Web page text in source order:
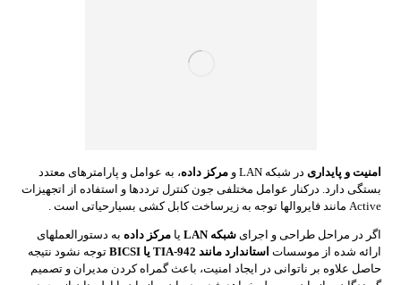
امنیت و پایداری در شبکه LAN و مرکز داده، به عوامل و پارامترهای معتدد
بستگی دارد. درکنار عوامل مختلفی جون کنترل ترددها و استفاده از اتجهیزات
Active مانند فایروالها توجه به زیرساخت کابل کشی بسیارحیاتی است .
اگر در مراحل طراحی و اجرایشبکه LAN یامرکز داده به دستورالعملهای
ارائه شده از موسسات استاندارد مانند TIA-942 یا BICSI
توجه نشود نتیجه
حاصل علاوه بر ناتوانی در ایجاد امنیت، باعث گمراه کردن مدیران و تصمیم